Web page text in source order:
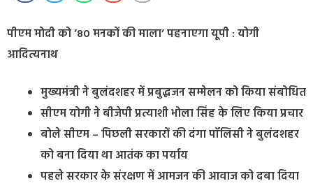
पीएम मोदी को ’80 मनकों की माला’ पहनाएगा यूपी : योगी
आदित्यनाथ
मुख्यमंत्री ने बुलंदशहर में प्रबुद्धजन सम्मेलन को किया संबोधित
सीएम योगी ने बीजेपी प्रत्याशी भोला सिंह के लिए किया प्रचार
बोले सीएम – पिछली सरकारों की दंगा पॉलिसी ने बुलंदशहर
को बना दिया था आतंक का पर्याय
पहले सरकार के संरक्षण में आमजन की आवाज को दबा दिया